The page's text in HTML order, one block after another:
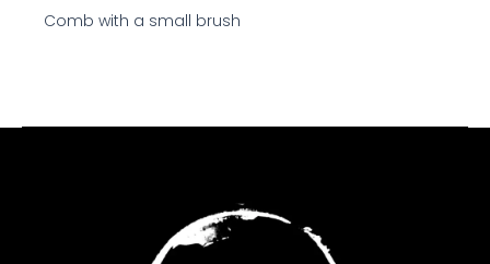
Comb with a small brush